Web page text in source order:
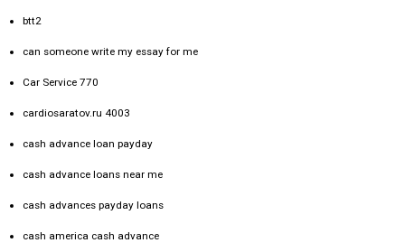
btt2
can someone write my essay for me
Car Service 770
cardiosaratov.ru 4003
cash advance loan payday
cash advance loans near me
cash advances payday loans
cash america cash advance